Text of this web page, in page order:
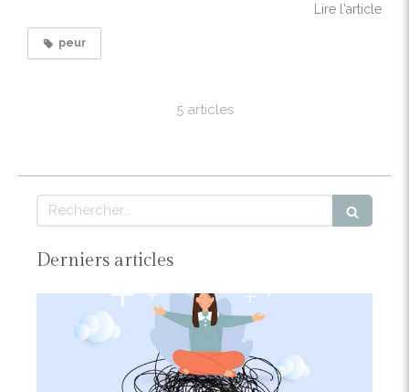
Lire l'article
peur
5 articles
Rechercher
Derniers articles